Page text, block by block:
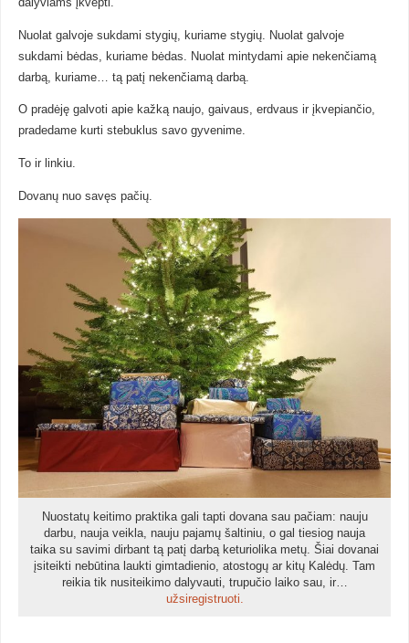
dalyviams įkvėpti.
Nuolat galvoje sukdami stygių, kuriame stygių. Nuolat galvoje
sukdami bėdas, kuriame bėdas. Nuolat mintydami apie nekenčiamą
darbą, kuriame… tą patį nekenčiamą darbą.
O pradėję galvoti apie kažką naujo, gaivaus, erdvaus ir įkvepiančio,
pradedame kurti stebuklus savo gyvenime.
To ir linkiu.
Dovanų nuo savęs pačių.
Nuostatų keitimo praktika gali tapti dovana sau pačiam: nauju
darbu, nauja veikla, nauju pajamų šaltiniu, o gal tiesiog nauja
taika su savimi dirbant tą patį darbą keturiolika metų. Šiai dovanai
įsiteikti nebūtina laukti gimtadienio, atostogų ar kitų Kalėdų. Tam
reikia tik nusiteikimo dalyvauti, trupučio laiko sau, ir…
užsiregistruoti.